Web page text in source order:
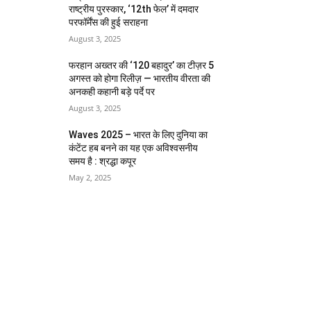
राष्ट्रीय पुरस्कार, ‘12th फेल’ में दमदार
परफॉर्मेंस की हुई सराहना
August 3, 2025
फरहान अख्तर की ‘120 बहादुर’ का टीज़र 5
अगस्त को होगा रिलीज़ — भारतीय वीरता की
अनकही कहानी बड़े पर्दे पर
August 3, 2025
Waves 2025 – भारत के लिए दुनिया का
कंटेंट हब बनने का यह एक अविश्वसनीय
समय है : श्रद्धा कपूर
May 2, 2025